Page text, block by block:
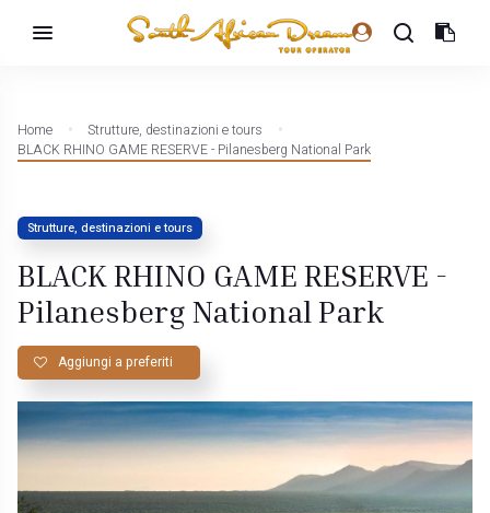
Home
Strutture, destinazioni e tours
BLACK RHINO GAME RESERVE - Pilanesberg National Park
Strutture, destinazioni e tours
BLACK RHINO GAME RESERVE -
Pilanesberg National Park
Aggiungi a preferiti